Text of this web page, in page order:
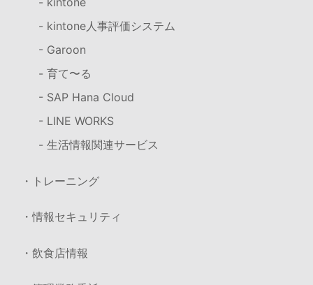
- kintone人事評価システム
- Garoon
- 育て〜る
- SAP Hana Cloud
- LINE WORKS
- 生活情報関連サービス
・トレーニング
・情報セキュリティ
・飲食店情報